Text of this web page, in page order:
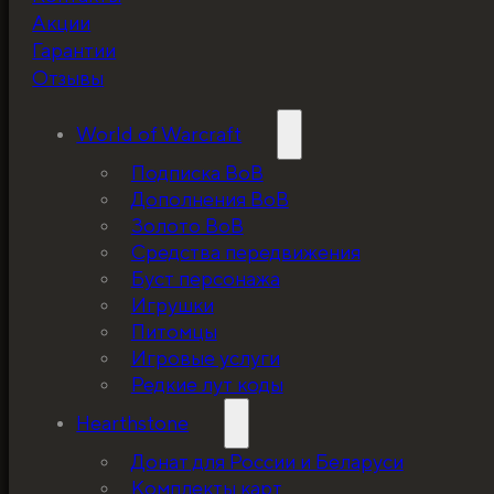
Акции
Гарантии
Отзывы
World of Warcraft
Подписка ВоВ
Дополнения ВоВ
Золото ВоВ
Средства передвижения
Буст персонажа
Игрушки
Питомцы
Игровые услуги
Редкие лут коды
Hearthstone
Донат для России и Беларуси
Комплекты карт